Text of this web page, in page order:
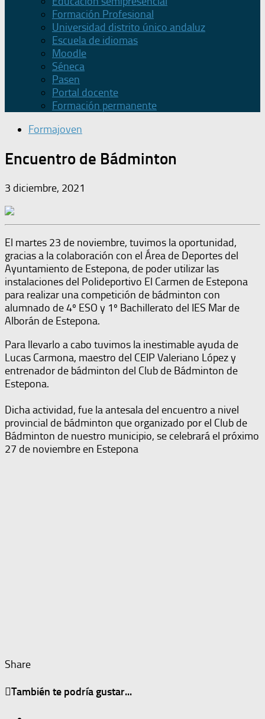
Formación Profesional
Universidad distrito único andaluz
Escuela de idiomas
Moodle
Séneca
Pasen
Portal docente
Formación permanente
Formajoven
Encuentro de Bádminton
3 diciembre, 2021
El martes 23 de noviembre, tuvimos la oportunidad,
gracias a la colaboración con el Área de Deportes del
Ayuntamiento de Estepona, de poder utilizar las
instalaciones del Polideportivo El Carmen de Estepona
para realizar una competición de bádminton con
alumnado de 4º ESO y 1º Bachillerato del IES Mar de
Alborán de Estepona.
Para llevarlo a cabo tuvimos la inestimable ayuda de
Lucas Carmona, maestro del CEIP Valeriano López y
entrenador de bádminton del Club de Bádminton de
Estepona.
Dicha actividad, fue la antesala del encuentro a nivel
provincial de bádminton que organizado por el Club de
Bádminton de nuestro municipio, se celebrará el próximo
27 de noviembre en Estepona
Share
También te podría gustar...